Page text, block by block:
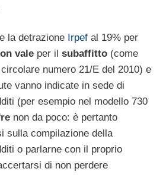
la detrazione Irpef al 19% per
vale per il subaffitto (come
numero 21/E del 2010) e
vanno indicate in sede di
(per esempio nel modello 730
non da poco: è pertanto
sulla compilazione della
o parlarne con il proprio
di non perdere